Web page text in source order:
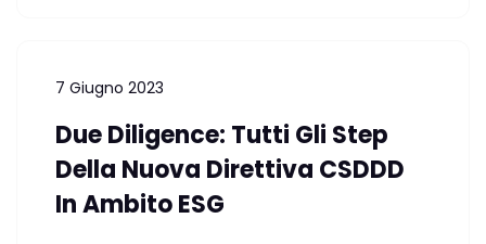
7 Giugno 2023
Due Diligence: Tutti Gli Step
Della Nuova Direttiva CSDDD
In Ambito ESG